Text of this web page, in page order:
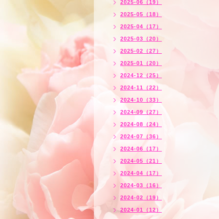
2025-06（19）
2025-05（18）
2025-04（17）
2025-03（20）
2025-02（27）
2025-01（20）
2024-12（25）
2024-11（22）
2024-10（33）
2024-09（27）
2024-08（24）
2024-07（36）
2024-06（17）
2024-05（21）
2024-04（17）
2024-03（16）
2024-02（19）
2024-01（12）